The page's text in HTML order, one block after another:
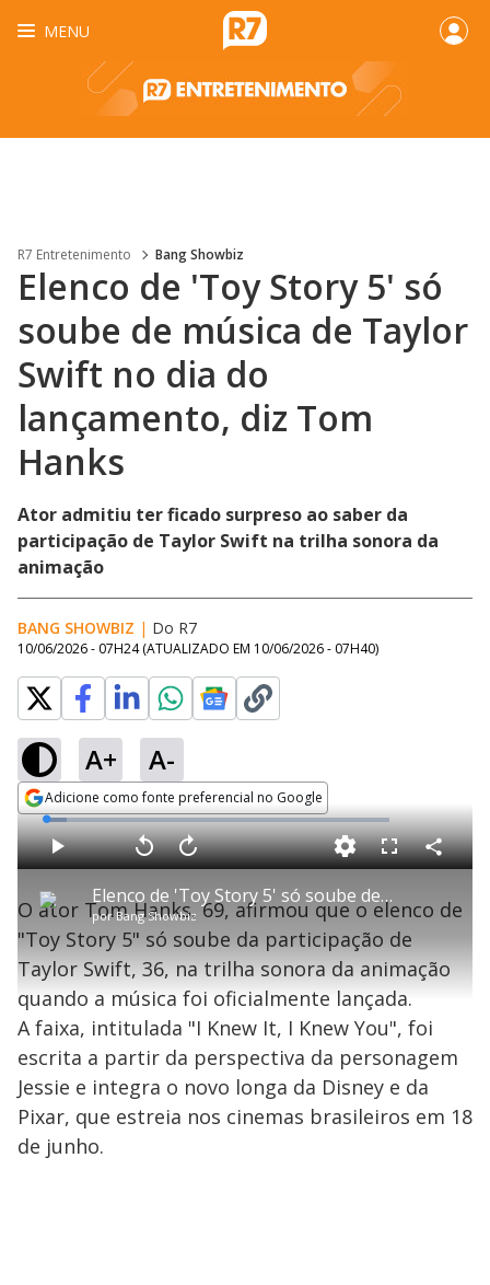
MENU
R7 Entretenimento Bang Showbiz
Elenco de 'Toy Story 5' só
soube de música de Taylor
Swift no dia do
lançamento, diz Tom
Hanks
Ator admitiu ​ter ficado surpreso ao saber da
participação de Taylor Swift​ na trilha sonora da
animação
BANG SHOWBIZ | Do R7
10/06/2026 - 07H24 (ATUALIZADO EM 10/06/2026 - 07H40)
A+ A-
Adicione como fonte preferencial no Google
Opens in new window
P
l
a
y
Elenco de 'Toy Story 5' só soube de música de Taylor Swift no dia do lançamento, diz Tom Hanks
por Bang Showbiz
P V
a
r
0
e
g
n
d
o
A
a
ç
a
1
s
e
u
n
M
u
o
L
o
a
d
e
.
0
0
%
F
l
s
c
e
n
C
o
h
a
O ator Tom Hanks, 69, afirmou que o elenco de
"Toy Story 5" só soube da participação de
Taylor Swift​, 36, na trilha sonora da animação
quando a música foi oficialmente lançada.
A faixa, intitulada "I Knew It, I Knew You", foi
escrita a partir da perspectiva da personagem
Jessie e integra o novo longa da Disney e da
Pixar​, que estreia nos cinemas brasileiros em 18
de junho​.